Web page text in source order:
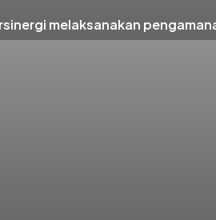
melaksanakan